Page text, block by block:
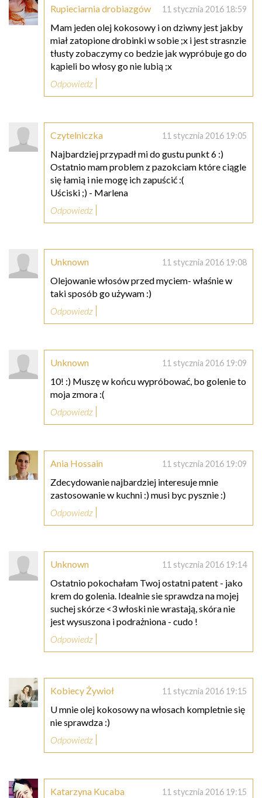
Rupieciarnia drobiazgów 11 stycznia 2016 18:59
Mam jeden olej kokosowy i on dziwny jest jakby
miał zatopione drobinki w sobie ;x i jest strasnzie
tłusty zobaczymy co bedzie jak wypróbuje go do
kąpieli bo włosy go nie lubią ;x
Odpowiedz
Czytelniczka 11 stycznia 2016 19:05
Najbardziej przypadł mi do gustu punkt 6 :)
Ostatnio mam problem z pazokciam które ciągle
się łamią i nie mogę ich zapuścić :(
Uściski ;) - Marlena
Odpowiedz
Unknown 11 stycznia 2016 19:08
Olejowanie włosów przed myciem- właśnie w
taki sposób go używam :)
Odpowiedz
Unknown 11 stycznia 2016 19:09
10! :) Muszę w końcu wypróbować, bo golenie to
moja zmora :(
Odpowiedz
Ania Hossain 11 stycznia 2016 19:09
Zdecydowanie najbardziej interesuje mnie
zastosowanie w kuchni :) musi byc pysznie :)
Odpowiedz
Unknown 11 stycznia 2016 19:14
Ostatnio pokochałam Twoj ostatni patent - jako
krem do golenia. Idealnie sie sprawdza na mojej
suchej skórze <3 włoski nie wrastają, skóra nie
jest wysuszona i podrażniona - cudo !
Odpowiedz
Kobiecy Żywioł 11 stycznia 2016 19:15
U mnie olej kokosowy na włosach kompletnie się
nie sprawdza :)
Odpowiedz
Katarzyna Kucaba 11 stycznia 2016 19:15